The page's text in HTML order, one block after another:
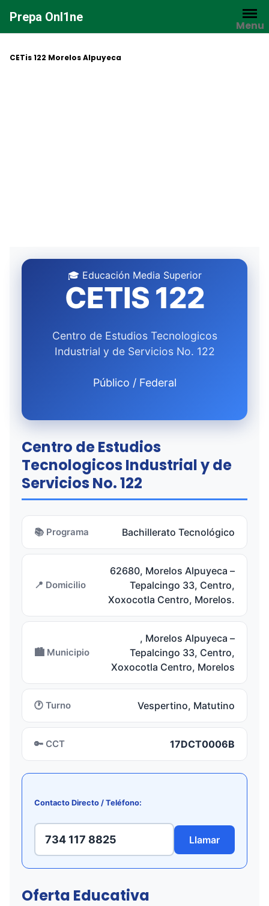
contenido
Prepa Onl1ne
Menu
CETis 122 Morelos Alpuyeca
🎓 Educación Media Superior
CETIS 122
Centro de Estudios Tecnologicos
Industrial y de Servicios No. 122
Público / Federal
Centro de Estudios
Tecnologicos Industrial y de
Servicios No. 122
📚 Programa Bachillerato Tecnológico
📍 Domicilio
62680, Morelos Alpuyeca –
Tepalcingo 33, Centro,
Xoxocotla Centro, Morelos.
🏙️ Municipio
, Morelos Alpuyeca –
Tepalcingo 33, Centro,
Xoxocotla Centro, Morelos
🕐 Turno Vespertino, Matutino
🔑 CCT 17DCT0006B
Contacto Directo / Teléfono:
734 117 8825 Llamar
Oferta Educativa